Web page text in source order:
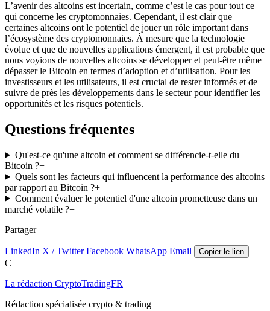
L’avenir des altcoins est incertain, comme c’est le cas pour tout ce
qui concerne les cryptomonnaies. Cependant, il est clair que
certaines altcoins ont le potentiel de jouer un rôle important dans
l’écosystème des cryptomonnaies. À mesure que la technologie
évolue et que de nouvelles applications émergent, il est probable que
nous voyions de nouvelles altcoins se développer et peut-être même
dépasser le Bitcoin en termes d’adoption et d’utilisation. Pour les
investisseurs et les utilisateurs, il est crucial de rester informés et de
suivre de près les développements dans le secteur pour identifier les
opportunités et les risques potentiels.
Questions fréquentes
Qu'est-ce qu'une altcoin et comment se différencie-t-elle du
Bitcoin ?+
Quels sont les facteurs qui influencent la performance des altcoins
par rapport au Bitcoin ?+
Comment évaluer le potentiel d'une altcoin prometteuse dans un
marché volatile ?+
Partager
LinkedIn X / Twitter Facebook WhatsApp Email Copier le lien
C
La rédaction CryptoTradingFR
Rédaction spécialisée crypto & trading